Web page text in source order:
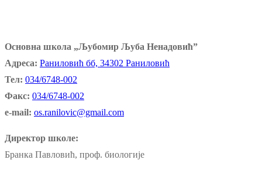
Основна школа „Љубомир Љуба Ненадовић”
Адреса: Раниловић бб, 34302 Раниловић
Тел: 034/6748-002
Факс: 034/6748-002
e-mail: os.ranilovic@gmail.com
Директор школе:
Бранка Павловић, проф. биологије